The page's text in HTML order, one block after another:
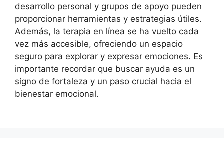
desarrollo personal y grupos de apoyo pueden
proporcionar herramientas y estrategias útiles.
Además, la terapia en línea se ha vuelto cada
vez más accesible, ofreciendo un espacio
seguro para explorar y expresar emociones. Es
importante recordar que buscar ayuda es un
signo de fortaleza y un paso crucial hacia el
bienestar emocional.